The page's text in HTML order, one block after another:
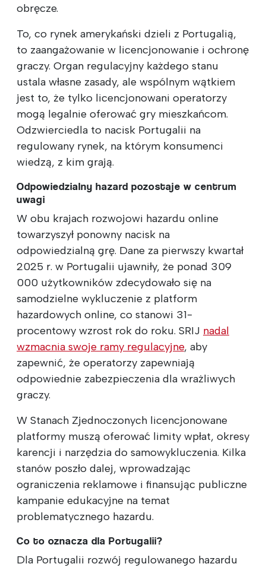
obręcze.
To, co rynek amerykański dzieli z Portugalią,
to zaangażowanie w licencjonowanie i ochronę
graczy. Organ regulacyjny każdego stanu
ustala własne zasady, ale wspólnym wątkiem
jest to, że tylko licencjonowani operatorzy
mogą legalnie oferować gry mieszkańcom.
Odzwierciedla to nacisk Portugalii na
regulowany rynek, na którym konsumenci
wiedzą, z kim grają.
Odpowiedzialny hazard pozostaje w centrum
uwagi
W obu krajach rozwojowi hazardu online
towarzyszył ponowny nacisk na
odpowiedzialną grę. Dane za pierwszy kwartał
2025 r. w Portugalii ujawniły, że ponad 309
000 użytkowników zdecydowało się na
samodzielne wykluczenie z platform
hazardowych online, co stanowi 31-
procentowy wzrost rok do roku. SRIJ nadal
wzmacnia swoje ramy regulacyjne, aby
zapewnić, że operatorzy zapewniają
odpowiednie zabezpieczenia dla wrażliwych
graczy.
W Stanach Zjednoczonych licencjonowane
platformy muszą oferować limity wpłat, okresy
karencji i narzędzia do samowykluczenia. Kilka
stanów poszło dalej, wprowadzając
ograniczenia reklamowe i finansując publiczne
kampanie edukacyjne na temat
problematycznego hazardu.
Co to oznacza dla Portugalii?
Dla Portugalii rozwój regulowanego hazardu